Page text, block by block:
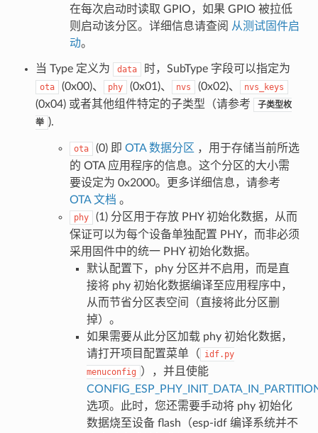
在每次启动时读取 GPIO，如果 GPIO 被拉低
则启动该分区。详细信息请查阅 从测试固件启
动。
当 Type 定义为 data 时，SubType 字段可以指定为
ota (0x00)、 phy (0x01)、 nvs (0x02)、 nvs_keys
(0x04) 或者其他组件特定的子类型（请参考
子类型枚
举 ).
ota (0) 即 OTA 数据分区 ，用于存储当前所选
的 OTA 应用程序的信息。这个分区的大小需
要设定为 0x2000。更多详细信息，请参考
OTA 文档 。
phy
(1) 分区用于存放 PHY 初始化数据，从而
保证可以为每个设备单独配置 PHY，而非必须
采用固件中的统一 PHY 初始化数据。
默认配置下，phy 分区并不启用，而是直
接将 phy 初始化数据编译至应用程序中，
从而节省分区表空间（直接将此分区删
掉）。
如果需要从此分区加载 phy 初始化数据，
请打开项目配置菜单（
idf.py
menuconfig
），并且使能
选项。此时，您还需要手动将 phy 初始化
数据烧至设备 flash（esp-idf 编译系统并不